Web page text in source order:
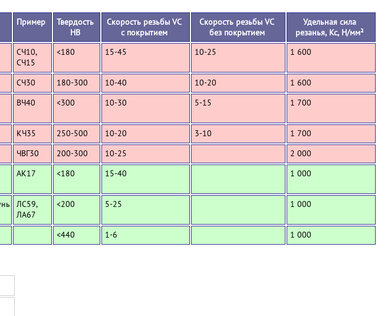
Пример
Твердость
HB
Скорость резьбы VC
с покрытием
Скорость резьбы VC
без покрытием
Удельная сила
резанья, Кс, Н/мм²
СЧ10,
СЧ15
<180 15-45 10-25 1 600
СЧ30 180-300 10-40 10-20
1 600
ВЧ40 <300 10-30 5-15 1 700
КЧ35 250-500 10-20 3-10
1 700
ЧВГ30 200-300 10-25
2 000
АК17 <180 15-40 1 000
ЛС59,
ЛА67
<200 5-25 1 000
<440 1-6 1 000